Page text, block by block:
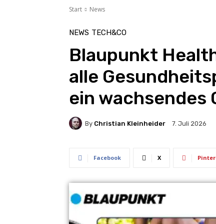
Start News
NEWS TECH&CO
Blaupunkt
alle
ein wachsendes
By Christian Kleinheider 7. Juli 2026
Facebook X